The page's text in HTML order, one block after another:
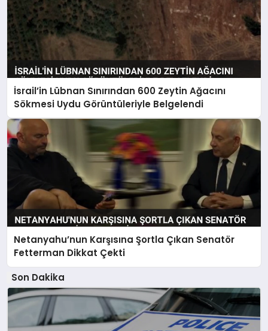
İsrail’in Lübnan Sınırından 600 Zeytin Ağacını
Sökmesi Uydu Görüntüleriyle Belgelendi
Netanyahu’nun Karşısına Şortla Çıkan Senatör
Fetterman Dikkat Çekti
Son Dakika